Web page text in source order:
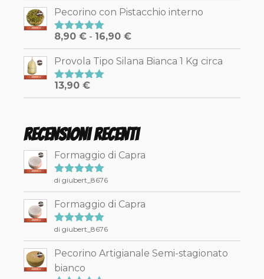
Pecorino con Pistacchio interno
Valutato
5.00su 5
8,90 € - 16,90 €Fascia
di
prezzo:
8,90 €
16,90 €
Provola Tipo Silana Bianca 1 Kg circa
Valutato
5.00su 5
13,90 €
Recensioni recenti
Formaggio di Capra
Valutato5
su 5
di giubert_8676
Formaggio di Capra
Valutato5
su 5
di giubert_8676
Pecorino Artigianale Semi-stagionato
bianco